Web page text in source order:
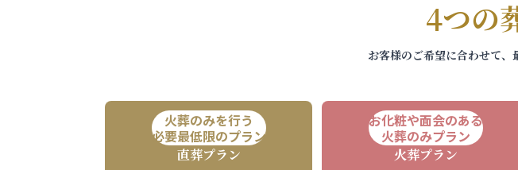
4つの
お客様のご希望に合わせて、
火葬のみを行う
必要最低限のプラン
直葬プラン
お化粧や面会のある
火葬のみプラン
火葬プラン